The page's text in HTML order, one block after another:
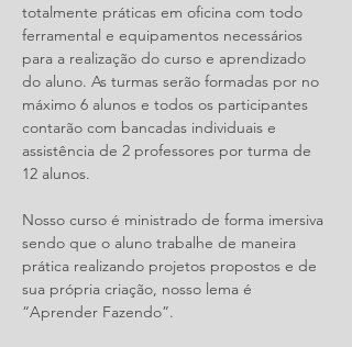
totalmente práticas em oficina com todo
ferramental e equipamentos necessários
para a realização do curso e aprendizado
do aluno. As turmas serão formadas por no
máximo 6 alunos e todos os participantes
contarão com bancadas individuais e
assistência de 2 professores por turma de
12 alunos.
Nosso curso é ministrado de forma imersiva
sendo que o aluno trabalhe de maneira
prática realizando projetos propostos e de
sua própria criação, nosso lema é
“Aprender Fazendo”.